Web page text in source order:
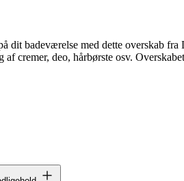
dit badeværelse med dette overskab
cremer, deo, hårbørste osv.